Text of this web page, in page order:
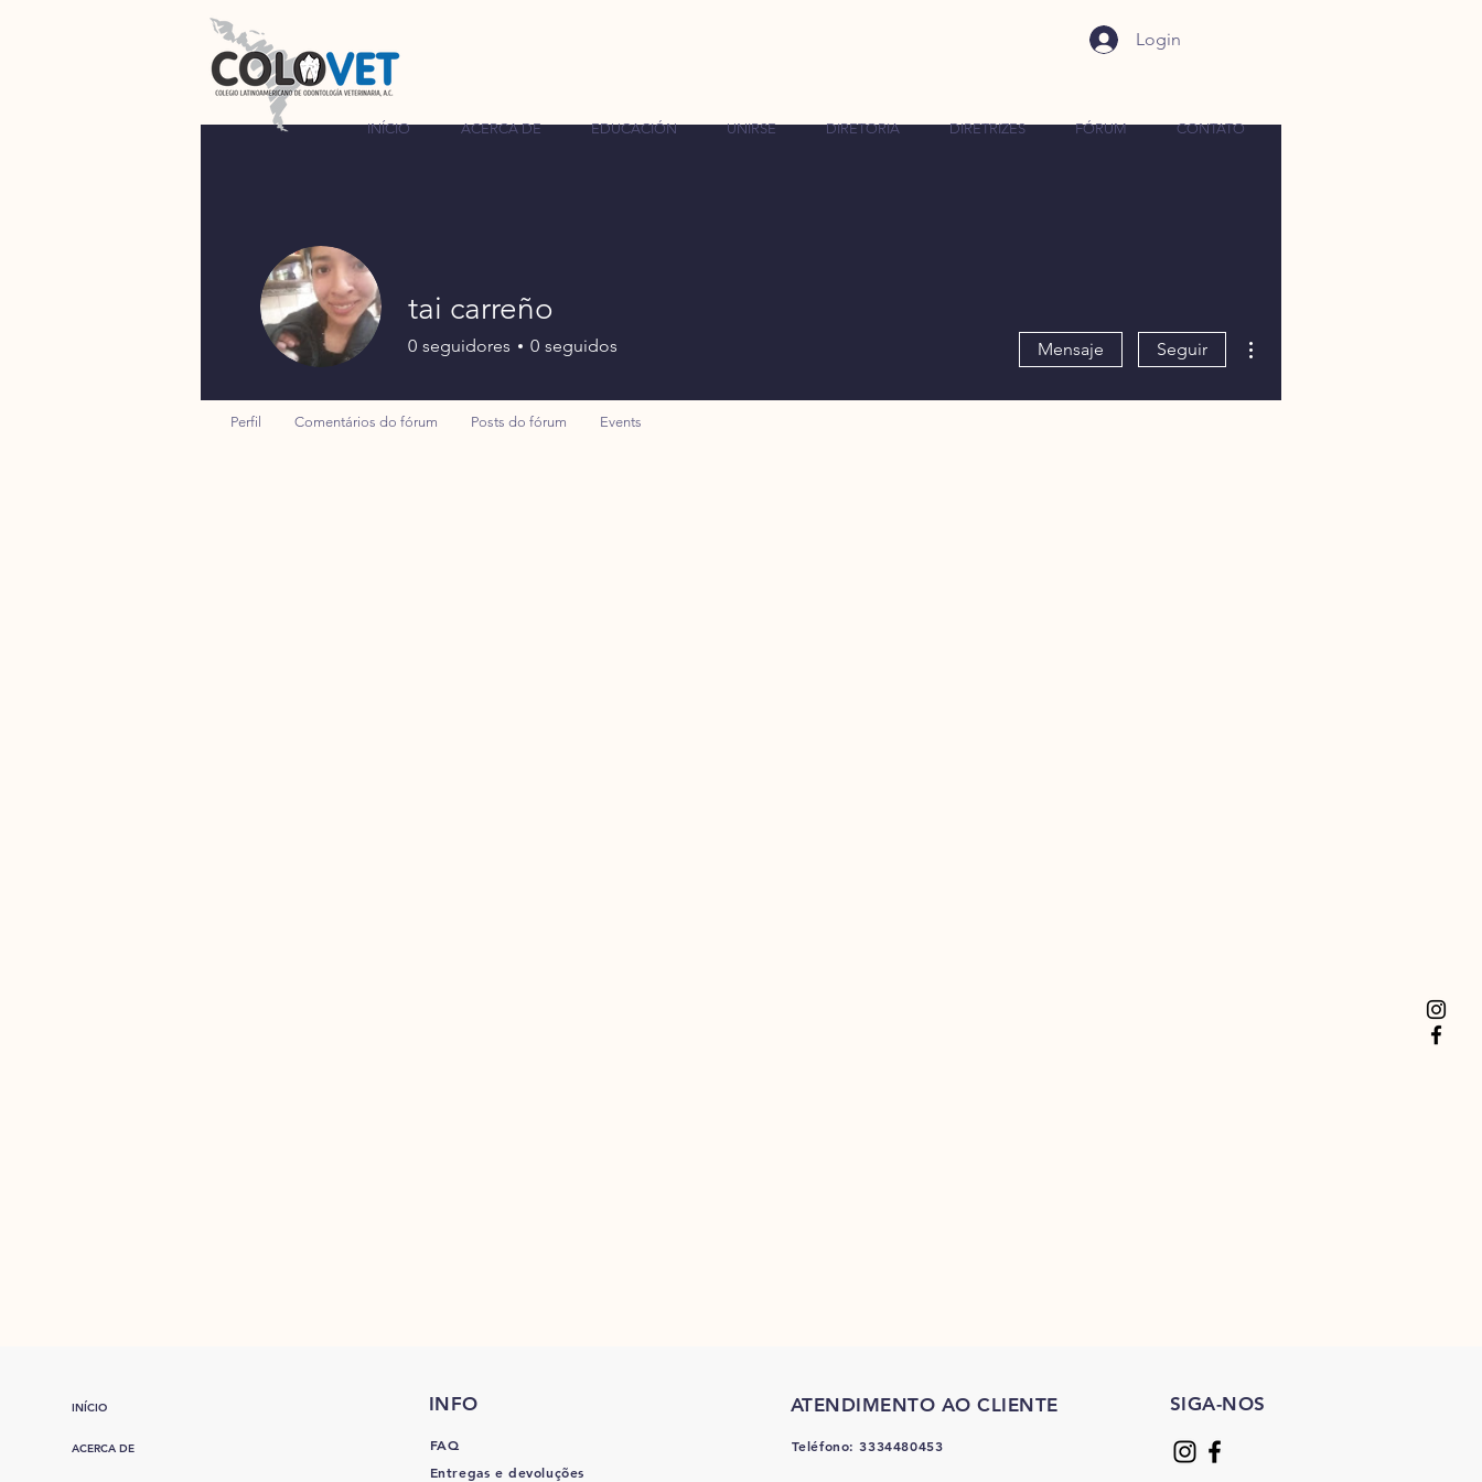
INÍCIO ACERCA DE EDUCACIÓN UNIRSE DIRETORIA DIRETRIZES FÓRUM CONTATO
Login
tai carreño
0 seguidores 0 seguidos Mensaje Seguir
Perfil Comentários do fórum Posts do fórum Events
INÍCIO
ACERCA DE
INFO
FAQ
Entregas e devoluções
ATENDIMENTO AO CLIENTE
Teléfono: 3334480453
SIGA-NOS